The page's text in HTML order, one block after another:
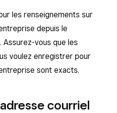
les renseignements sur
depuis le
Assurez-vous que les
voulez enregistrer pour
sont exacts.
courriel